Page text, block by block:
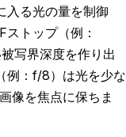
入る光の量を制御
トップ（例：
写界深度を作り出
例：f/8）は光を少な
像を焦点に保ちま